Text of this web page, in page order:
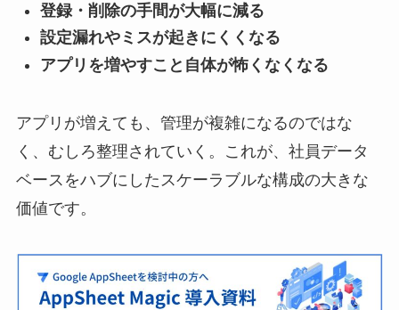
登録・削除の手間が大幅に減る
設定漏れやミスが起きにくくなる
アプリを増やすこと自体が怖くなくなる
アプリが増えても、管理が複雑になるのではな
く、むしろ整理されていく。これが、社員データ
ベースをハブにしたスケーラブルな構成の大きな
価値です。